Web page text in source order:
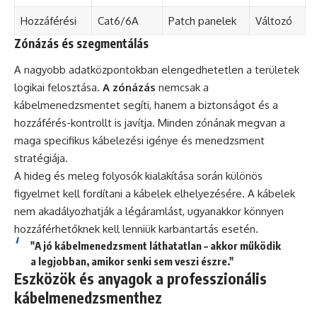
Hozzáférési Cat6/6A Patch panelek Változó
Zónázás és szegmentálás
A nagyobb adatközpontokban elengedhetetlen a területek
logikai felosztása. A zónázás nemcsak a
kábelmenedzsmentet segíti, hanem a biztonságot és a
hozzáférés-kontrollt is javítja. Minden zónának megvan a
maga specifikus kábelezési igénye és menedzsment
stratégiája.
A hideg és meleg folyosók kialakítása során különös
figyelmet kell fordítani a kábelek elhelyezésére. A kábelek
nem akadályozhatják a légáramlást, ugyanakkor könnyen
hozzáférhetőknek kell lenniük karbantartás esetén.
"A jó kábelmenedzsment láthatatlan – akkor működik
a legjobban, amikor senki sem veszi észre."
Eszközök és anyagok a professzionális
kábelmenedzsmenthez